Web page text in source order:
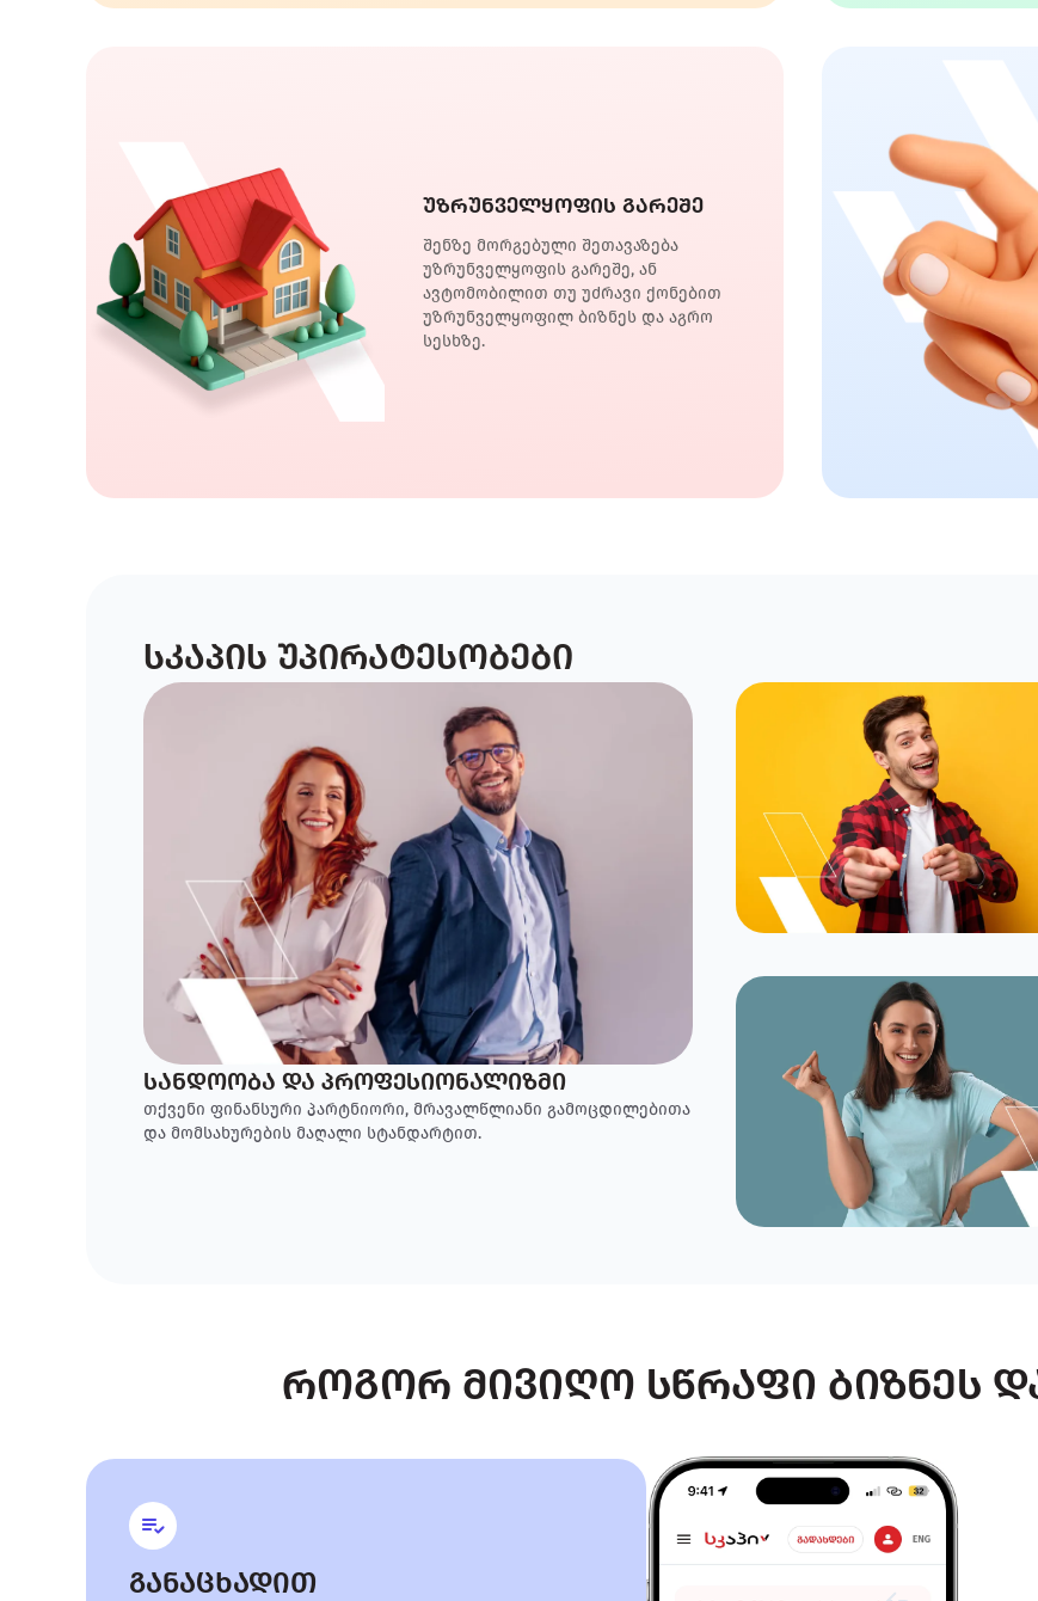
უზრუნველყოფის გარეშე
შენზე მორგებული შეთავაზება
უზრუნველყოფის გარეშე, ან
ავტომობილით თუ უძრავი ქონებით
უზრუნველყოფილ ბიზნეს და აგრო
სესხზე.
სკაპის უპირატესობები
სანდოობა და პროფესიონალიზმი
თქვენი ფინანსური პარტნიორი, მრავალწლიანი გამოცდილებითა
და მომსახურების მაღალი სტანდარტით.
როგორ მივიღო სწრაფი ბიზნეს
განაცხადით